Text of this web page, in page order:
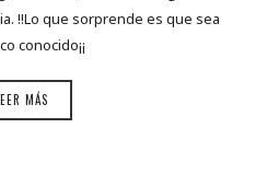
!!Lo que sorprende es que sea
conocido¡¡
MÁS